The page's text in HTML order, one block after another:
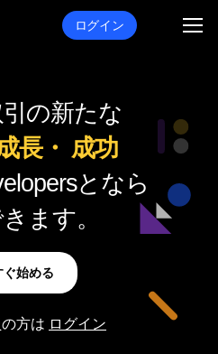
ログイン
の新たな
長・ 成功
となら
ます。
ぐ始める
方は ログイン